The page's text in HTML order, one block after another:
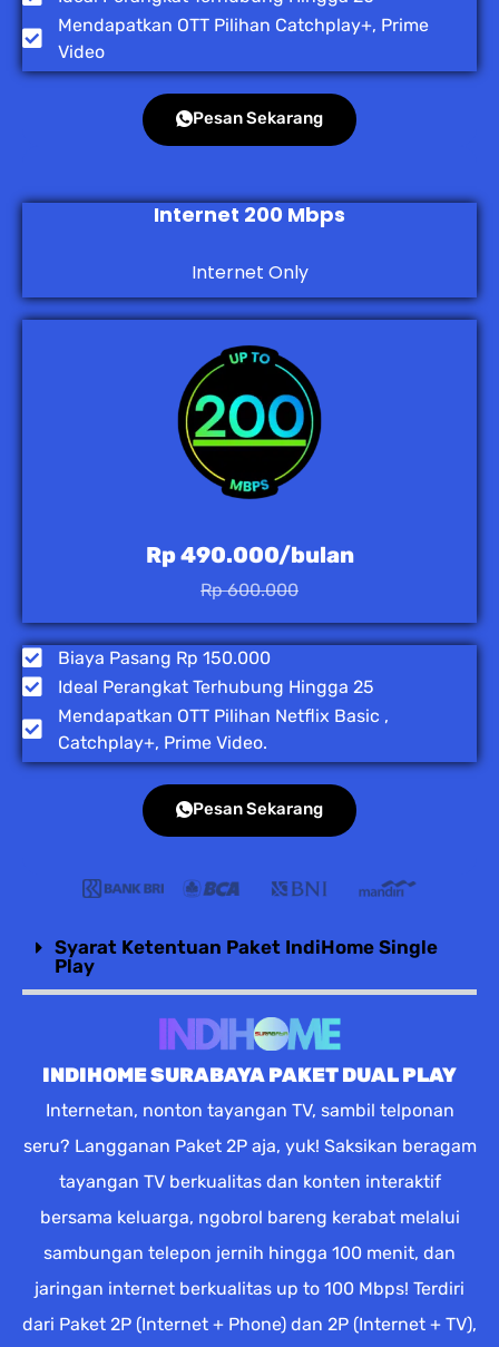
Mendapatkan OTT Pilihan Catchplay+, Prime
Video
Pesan Sekarang
Internet 200 Mbps
Internet Only
Rp 490.000/bulan
Rp 600.000
Biaya Pasang Rp 150.000
Ideal Perangkat Terhubung Hingga 25
Mendapatkan OTT Pilihan Netflix Basic ,
Catchplay+, Prime Video.
Pesan Sekarang
Syarat Ketentuan Paket IndiHome Single
Play
INDIHOME SURABAYA PAKET DUAL PLAY
Internetan, nonton tayangan TV, sambil telponan
seru? Langganan Paket 2P aja, yuk! Saksikan beragam
tayangan TV berkualitas dan konten interaktif
bersama keluarga, ngobrol bareng kerabat melalui
sambungan telepon jernih hingga 100 menit, dan
jaringan internet berkualitas up to 100 Mbps! Terdiri
dari Paket 2P (Internet + Phone) dan 2P (Internet + TV),